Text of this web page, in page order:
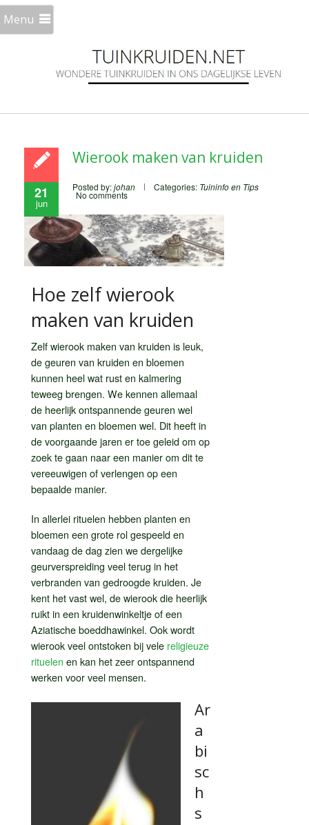
Menu
21
jun
Wierook maken van kruiden
Posted by:johan Categories: Tuininfo en Tips
No comments
Hoe zelf wierook
maken van kruiden
Zelf wierook maken van kruiden is leuk,
de geuren van kruiden en bloemen
kunnen heel wat rust en kalmering
teweeg brengen. We kennen allemaal
de heerlijk ontspannende geuren wel
van planten en bloemen wel. Dit heeft in
de voorgaande jaren er toe geleid om op
zoek te gaan naar een manier om dit te
vereeuwigen of verlengen op een
bepaalde manier.
In allerlei rituelen hebben planten en
bloemen een grote rol gespeeld en
vandaag de dag zien we dergelijke
geurverspreiding veel terug in het
verbranden van gedroogde kruiden. Je
kent het vast wel, de wierook die heerlijk
ruikt in een kruidenwinkeltje of een
Aziatische boeddhawinkel. Ook wordt
wierook veel ontstoken bij vele religieuze
rituelen en kan het zeer ontspannend
werken voor veel mensen.
Ar
a
bi
sc
h
s